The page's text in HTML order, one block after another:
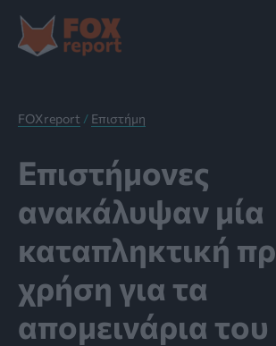
στο
περιεχόμενο
FOXreport / Επιστήμη
Eπιστήμονες
ανακάλυψαν μία
καταπληκτική
χρήση για τα
απομεινάρια